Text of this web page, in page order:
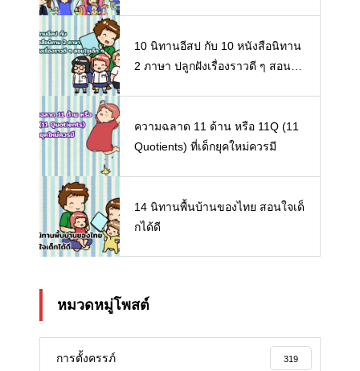
10 นิทานอีสป กับ 10 หนังสือนิทาน
2 ภาษา ปลูกฝังเรื่องราวดี ๆ สอนใจ
ความฉลาด 11 ด้าน หรือ 11Q (11
Quotients) ที่เด็กยุคใหม่ควรมี
14 นิทานพื้นบ้านของไทย สอนใจเด็
กได้ดี
หมวดหมู่โพสต์
การตั้งครรภ์ 319